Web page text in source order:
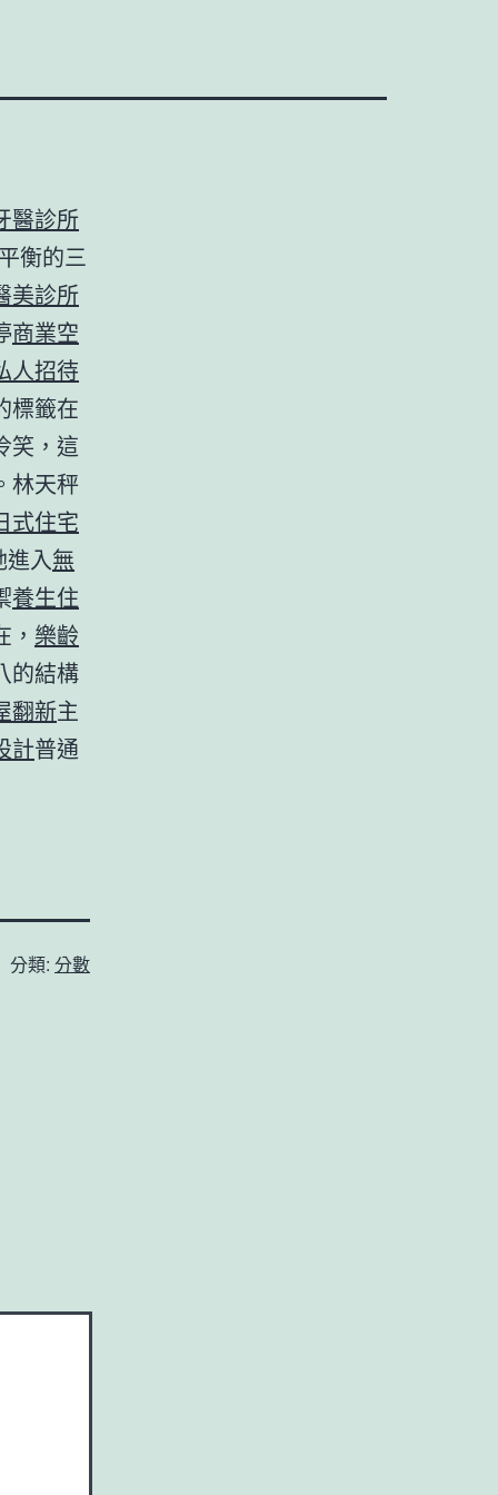
醫診所
衡的三
美診所
商業空
人招待
標籤在
笑，這
林天秤
式住宅
進入無
養生住
， 樂齡
的結構
翻新主
計普通
分類: 分數